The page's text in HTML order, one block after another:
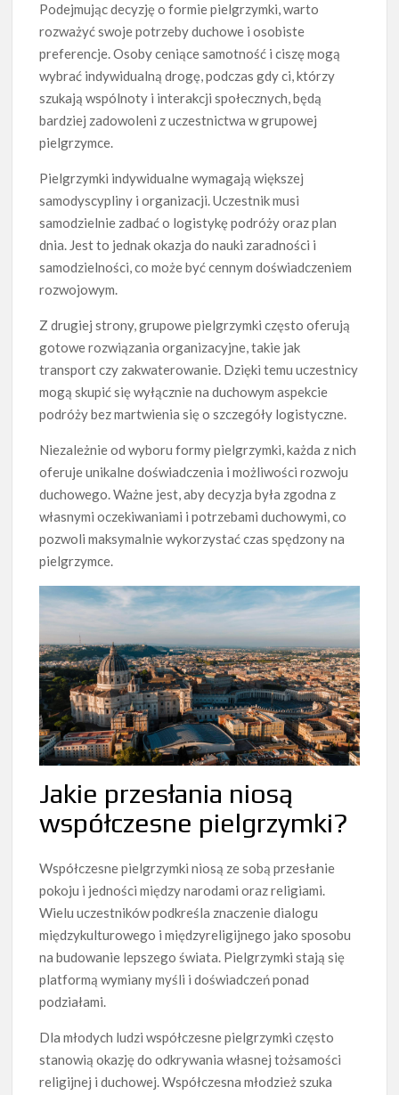
Podejmując decyzję o formie pielgrzymki, warto
rozważyć swoje potrzeby duchowe i osobiste
preferencje. Osoby ceniące samotność i ciszę mogą
wybrać indywidualną drogę, podczas gdy ci, którzy
szukają wspólnoty i interakcji społecznych, będą
bardziej zadowoleni z uczestnictwa w grupowej
pielgrzymce.
Pielgrzymki indywidualne wymagają większej
samodyscypliny i organizacji. Uczestnik musi
samodzielnie zadbać o logistykę podróży oraz plan
dnia. Jest to jednak okazja do nauki zaradności i
samodzielności, co może być cennym doświadczeniem
rozwojowym.
Z drugiej strony, grupowe pielgrzymki często oferują
gotowe rozwiązania organizacyjne, takie jak
transport czy zakwaterowanie. Dzięki temu uczestnicy
mogą skupić się wyłącznie na duchowym aspekcie
podróży bez martwienia się o szczegóły logistyczne.
Niezależnie od wyboru formy pielgrzymki, każda z nich
oferuje unikalne doświadczenia i możliwości rozwoju
duchowego. Ważne jest, aby decyzja była zgodna z
własnymi oczekiwaniami i potrzebami duchowymi, co
pozwoli maksymalnie wykorzystać czas spędzony na
pielgrzymce.
Jakie przesłania niosą
współczesne pielgrzymki?
Współczesne pielgrzymki niosą ze sobą przesłanie
pokoju i jedności między narodami oraz religiami.
Wielu uczestników podkreśla znaczenie dialogu
międzykulturowego i międzyreligijnego jako sposobu
na budowanie lepszego świata. Pielgrzymki stają się
platformą wymiany myśli i doświadczeń ponad
podziałami.
Dla młodych ludzi współczesne pielgrzymki często
stanowią okazję do odkrywania własnej tożsamości
religijnej i duchowej. Współczesna młodzież szuka